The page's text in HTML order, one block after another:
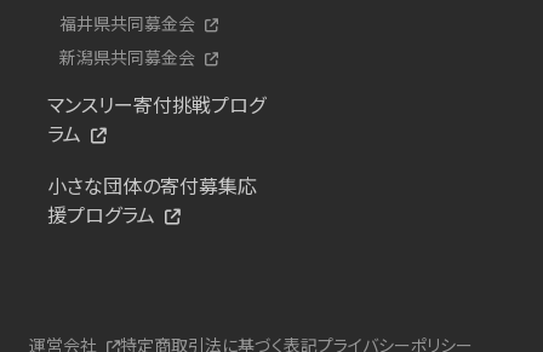
福井県共同募金会
新潟県共同募金会
マンスリー寄付挑戦プログ
ラム
小さな団体の寄付募集応
援プログラム
運営会社 特定商取引法に基づく表記プライバシーポリシー